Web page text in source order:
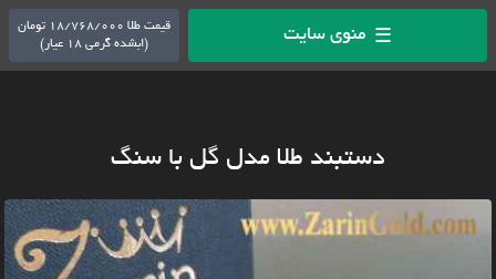
☰ منوی سایت
قیمت طلا 18/768/000 تومان
(ابشده گرمی 18 عیار)
دستبند طلا مدل گل با سنگ